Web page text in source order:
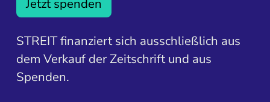
Jetzt spenden
STREIT finanziert sich ausschließlich aus
dem Verkauf der Zeitschrift und aus
Spenden.